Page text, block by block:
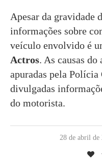
Apesar da gravidade
informações sobre
veículo envolvido é
Actros. As causas do
apuradas pela
divulgadas
do motorista.
28 de abril de